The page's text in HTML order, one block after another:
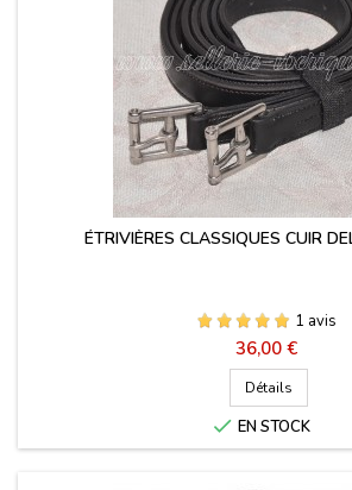
ÉTRIVIÈRES CLASSIQUES CUIR
1 avis
Prix
36,00 €
Détails
 EN STOCK